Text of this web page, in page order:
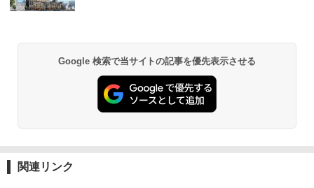
￥6,831
PYKES PEAK (パイクスピーク) 着替えテン
ト プライバシー テント 【中が透けない】 1
人用 折りたたみ 防災グッズ 災害用トイレ ビ
易 トイレテント (グレー)
026リニューアル 急速冷凍 空間倍増 衛生的
コンパクト 保冷力長持ち
Google 検索で当サイトの記事を優先表示させる
関連リンク